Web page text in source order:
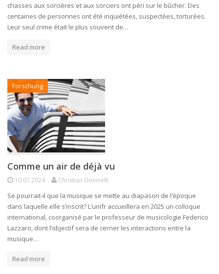
chasses aux sorcières et aux sorciers ont péri sur le bûcher. Des
centaines de personnes ont été inquiétées, suspectées, torturées.
Leur seul crime était le plus souvent de…
Read more
Forschung
Comme un air de déjà vu
10.07.2024 Christian Doninelli
Se pourrait-il que la musique se mette au diapason de l’époque
dans laquelle elle s’inscrit? L’unifr accueillera en 2025 un colloque
international, coorganisé par le professeur de musicologie Federico
Lazzaro, dont l’objectif sera de cerner les interactions entre la
musique…
Read more